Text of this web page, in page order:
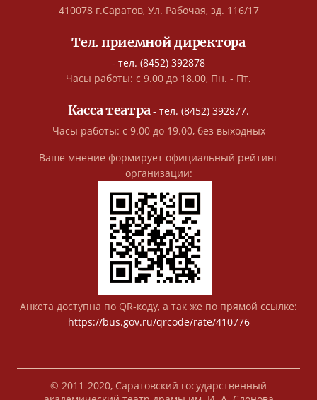
410078 г.Саратов, Ул. Рабочая, зд. 116/17
Тел. приемной директора
- тел. (8452) 392878
Часы работы: с 9.00 до 18.00, Пн. - Пт.
Касса театра- тел. (8452) 392877.
Часы работы: с 9.00 до 19.00, без выходных
Ваше мнение формирует официальный рейтинг
организации:
Анкета доступна по QR-коду, а так же по прямой ссылке:
https://bus.gov.ru/qrcode/rate/410776
© 2011-2020, Саратовский государственный